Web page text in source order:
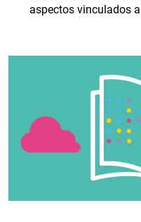
aspectos vinculados